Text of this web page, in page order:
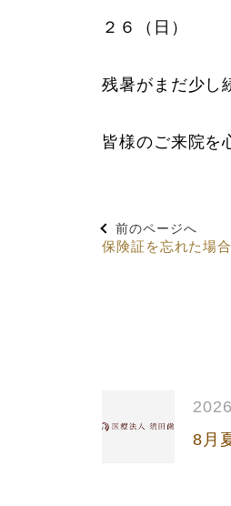
２６（日）
残暑がまだ少し
皆様のご来院を
前のページへ
保険証を忘れた場
8月